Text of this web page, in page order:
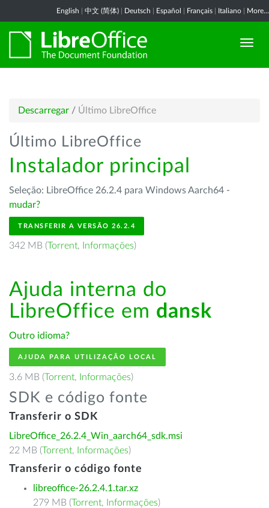
English 中文 (简体) Deutsch Español Français Italiano More...
Descarregar / Último LibreOffice
Último LibreOffice
Instalador principal
Seleção: LibreOffice 26.2.4 para Windows Aarch64 -
mudar?
TRANSFERIR A VERSÃO 26.2.4
342 MB (Torrent, Informações)
Ajuda interna do
LibreOffice em dansk
Outro idioma?
AJUDA PARA UTILIZAÇÃO LOCAL
3.6 MB (Torrent, Informações)
SDK e código fonte
Transferir o SDK
LibreOffice_26.2.4_Win_aarch64_sdk.msi
22 MB (Torrent, Informações)
Transferir o código fonte
libreoffice-26.2.4.1.tar.xz
279 MB (Torrent, Informações)